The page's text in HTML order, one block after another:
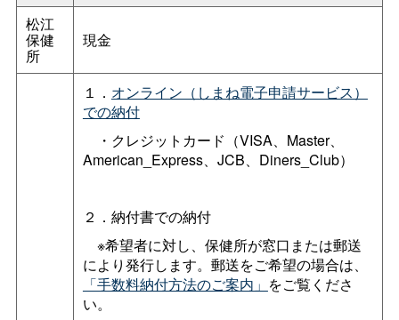
松江
保健
所
現金
１． オンライン（しまね電子申請サービス）
での納付
・クレジットカード（VISA、Master、
American_Express、JCB、Diners_Club）
２．納付書での納付
※希望者に対し、保健所が窓口または郵送
により発行します。郵送をご希望の場合は、
「手数料納付方法のご案内」 をご覧くださ
い。